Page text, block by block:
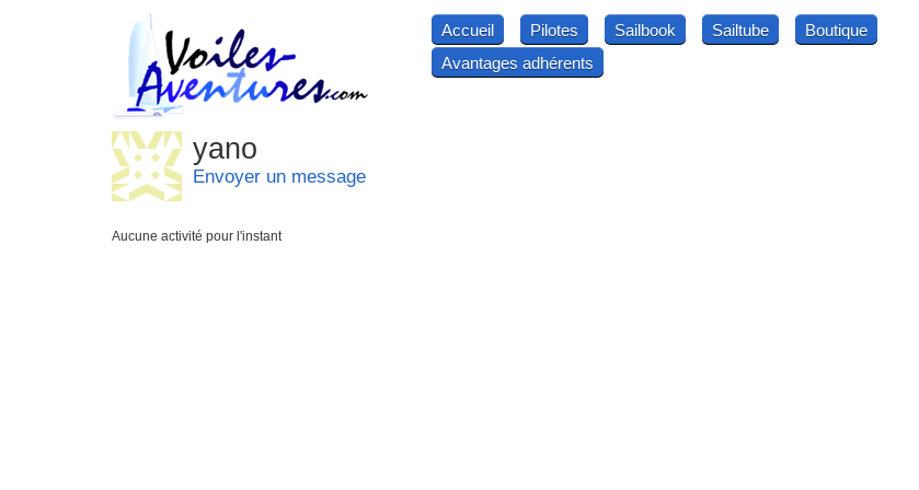
Accueil Pilotes Sailbook Sailtube
Boutique
Avantages adhérents
yano
Envoyer un message
Aucune activité pour l'instant